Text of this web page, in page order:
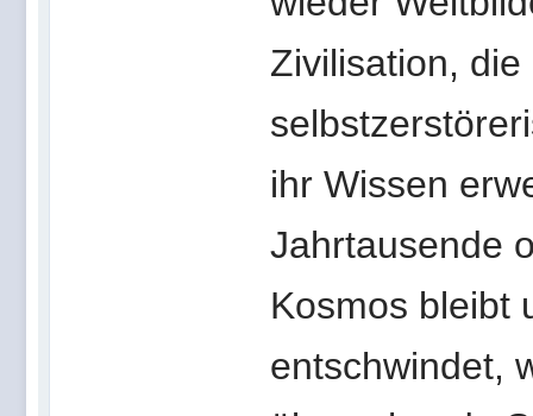
Zivilisation,
ihr Wissen
Jahrtausende
Kosmos bleibt
entschwindet,